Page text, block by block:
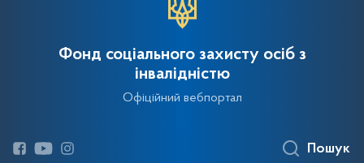
Фонд соціального захисту осіб з
інвалідністю
Офіційний вебпортал
Пошук